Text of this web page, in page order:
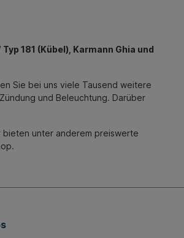
181 (Kübel), Karmann Ghia und
Sie bei uns viele Tausend weitere
und Beleuchtung. Darüber
bieten unter anderem preiswerte